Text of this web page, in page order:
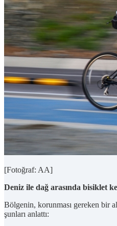
[Fotoğraf: AA]
Deniz ile dağ arasında bisiklet
Bölgenin, korunması gereken bir
şunları anlattı: